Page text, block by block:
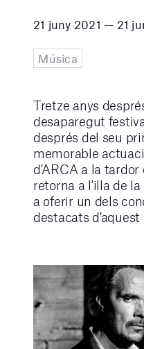
21 juny 2021 — 21
Música
Tretze anys
desaparegut
després del seu
memorable
d'ARCA a la
retorna a l'illa de
a oferir un dels
destacats d'aquest